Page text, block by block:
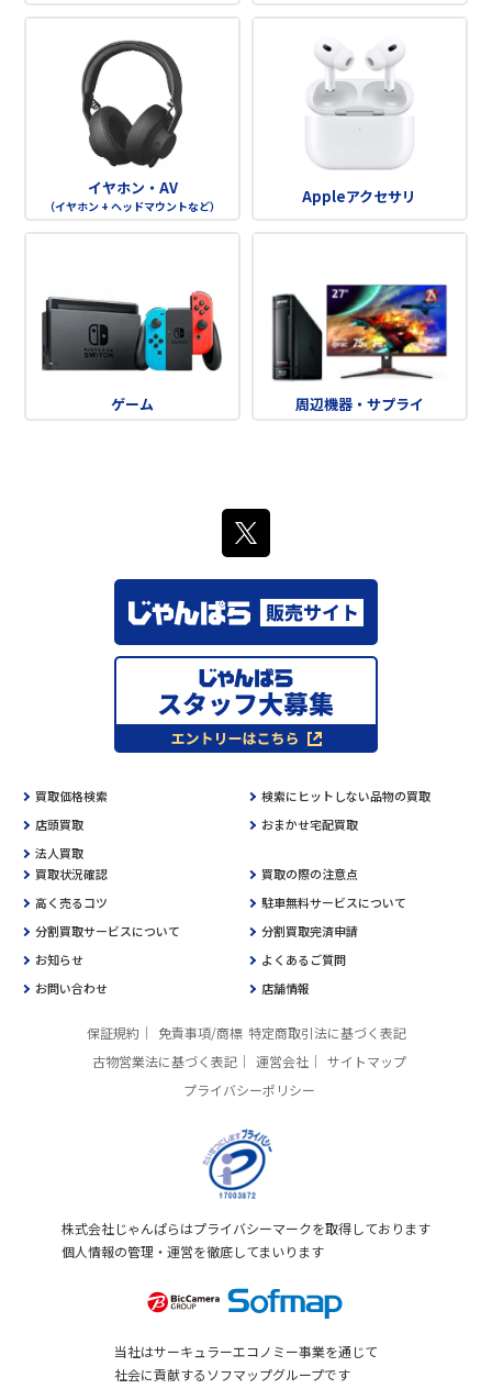
イヤホン・AV
（イヤホン + ヘッドマウントなど） Appleアクセサリ
ゲーム 周辺機器・サプライ
買取価格検索
検索にヒットしない品物の買取
店頭買取
おまかせ宅配買取
法人買取
買取状況確認
買取の際の注意点
高く売るコツ
駐車無料サービスについて
分割買取サービスについて
分割買取完済申請
お知らせ
よくあるご質問
お問い合わせ
店舗情報
保証規約 免責事項/商標 特定商取引法に基づく表記
古物営業法に基づく表記
運営会社
サイトマップ
プライバシーポリシー
株式会社じゃんぱらはプライバシーマークを取得しております
個人情報の管理・運営を徹底してまいります
当社はサーキュラーエコノミー事業を通じて
社会に貢献するソフマップグループです